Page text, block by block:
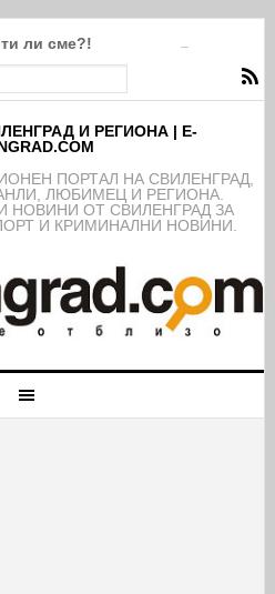
ли сме?!
И РЕГИОНА | E-
ПОРТАЛ НА СВИЛЕНГРАД,
ЛЮБИМЕЦ И РЕГИОНА.
НОВИНИ ОТ СВИЛЕНГРАД ЗА
И КРИМИНАЛНИ НОВИНИ.